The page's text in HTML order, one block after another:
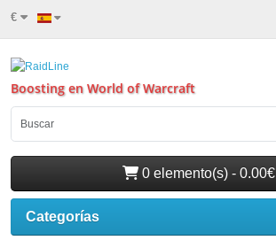
€
Boosting en World of Warcraft
0 elemento(s) - 0.00€
Categorías